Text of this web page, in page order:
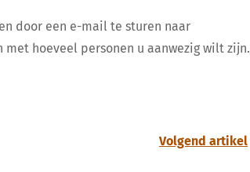
door een e-mail te sturen naar
hoeveel personen u aanwezig wilt zijn.
Volgend artikel